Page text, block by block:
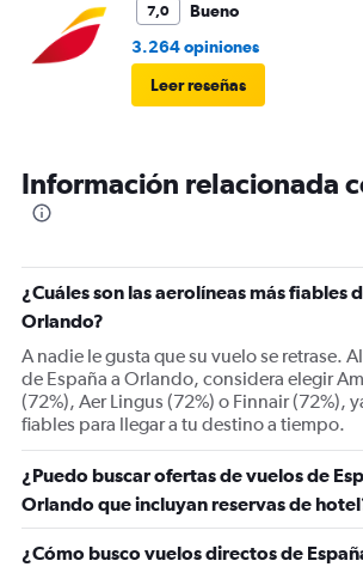
7,0
Bueno
3.264 opiniones
Leer reseñas
Información relacionada
¿Cuáles son las aerolíneas más fiables
Orlando?
A nadie le gusta que su vuelo se retrase.
de España a Orlando, considera elegir
(72%), Aer Lingus (72%) o Finnair (72%),
fiables para llegar a tu destino a tiempo.
¿Puedo buscar ofertas de vuelos de
Orlando que incluyan reservas de
¿Cómo busco vuelos directos de